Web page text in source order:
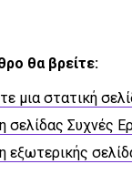
θα βρείτε:
μια στατική
σελίδας Συχνές
εξωτερικής